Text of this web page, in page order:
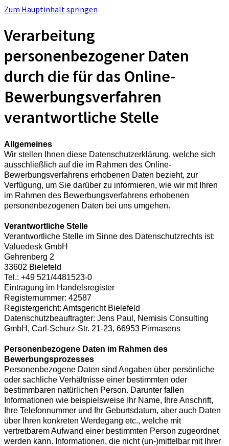
Zum Hauptinhalt springen
Verarbeitung
personenbezogener Daten
durch die für das Online-
Bewerbungsverfahren
verantwortliche Stelle
Allgemeines
Wir stellen Ihnen diese Datenschutzerklärung, welche sich
ausschließlich auf die im Rahmen des Online-
Bewerbungsverfahrens erhobenen Daten bezieht, zur
Verfügung, um Sie darüber zu informieren, wie wir mit Ihren
im Rahmen des Bewerbungsverfahrens erhobenen
personenbezogenen Daten bei uns umgehen.
Verantwortliche Stelle
Verantwortliche Stelle im Sinne des Datenschutzrechts ist:
Valuedesk GmbH
Gehrenberg 2
33602 Bielefeld
Tel.: +49 521/4481523-0
Eintragung im Handelsregister
Registernummer: 42587
Registergericht: Amtsgericht Bielefeld
Datenschutzbeauftragter: Jens Paul, Nemisis Consulting
GmbH, Carl-Schurz-Str. 21-23, 66953 Pirmasens
Personenbezogene Daten im Rahmen des
Bewerbungsprozesses
Personenbezogene Daten sind Angaben über persönliche
oder sachliche Verhältnisse einer bestimmten oder
bestimmbaren natürlichen Person. Darunter fallen
Informationen wie beispielsweise Ihr Name, Ihre Anschrift,
Ihre Telefonnummer und Ihr Geburtsdatum, aber auch Daten
über Ihren konkreten Werdegang etc., welche mit
vertretbarem Aufwand einer bestimmten Person zugeordnet
werden kann. Informationen, die nicht (un-)mittelbar mit Ihrer